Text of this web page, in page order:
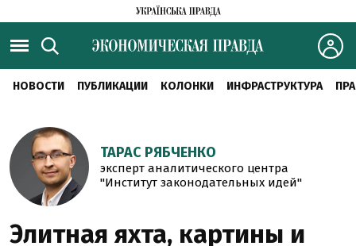
НОВОСТИ ПУБЛИКАЦИИ КОЛОНКИ ИНФРАСТРУКТУРА
ТАРАС РЯБЧЕНКО
эксперт аналитического центра
"Институт законодательных идей"
Элитная яхта, картины и